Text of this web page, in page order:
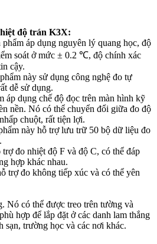
độ trán K3X:
áp dụng nguyên lý quang học, độ
soát ở mức ± 0.2 ℃, độ chính xác
cậy.
này sử dụng công nghệ đo tự
dễ sử dụng.
áp dụng chế độ đọc trên màn hình kỹ
nền. Nó có thể chuyển đổi giữa đo độ
chuột, rất tiện lợi.
này hỗ trợ lưu trữ 50 bộ dữ liệu đo
đo nhiệt độ F và độ C, có thể đáp
hợp khác nhau.
trợ đo không tiếp xúc và có thể yên
Nó có thể được treo trên tường và
hợp để lắp đặt ở các danh lam thắng
sạn, trường học và các nơi khác.